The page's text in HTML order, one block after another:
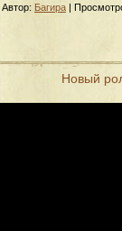
Автор: Багира |
Новый